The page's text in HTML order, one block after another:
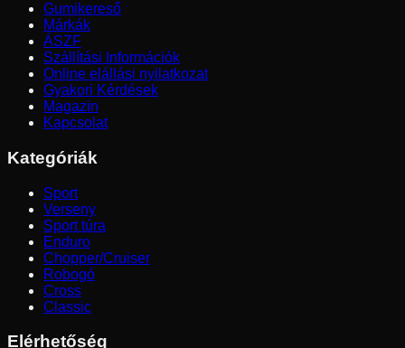
Gumikereső
Márkák
ÁSZF
Szállítási Információk
Online elállási nyilatkozat
Gyakori Kérdések
Magazin
Kapcsolat
Kategóriák
Sport
Verseny
Sport túra
Enduro
Chopper/Cruiser
Robogó
Cross
Classic
Elérhetőség